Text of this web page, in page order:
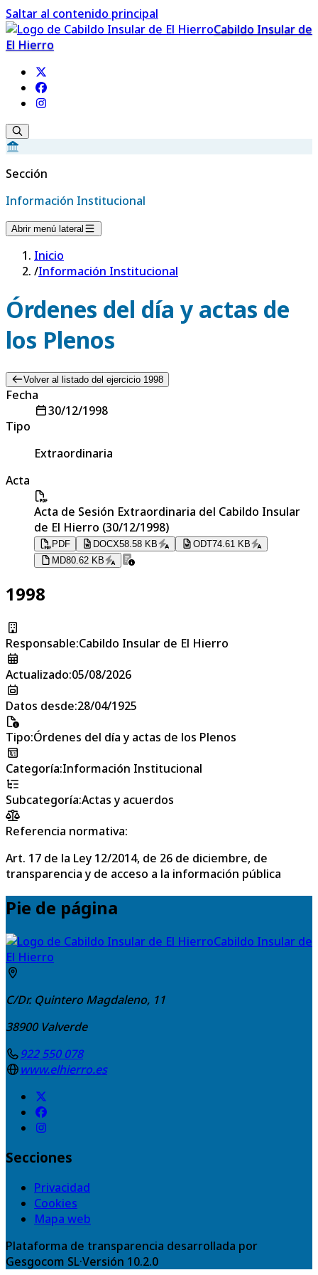
Saltar al contenido principal
Cabildo Insular de
El Hierro
Sección
Información Institucional
Abrir menú lateral
Inicio
/Información Institucional
Órdenes del día y actas de
los Plenos
Volver al listado del ejercicio 1998
Fecha
30/12/1998
Tipo
Extraordinaria
Acta
Acta de Sesión Extraordinaria del Cabildo Insular
de El Hierro (30/12/1998)
PDF DOCX58.58 KB ODT74.61 KB
MD80.62 KB
1998
Responsable:Cabildo Insular de El Hierro
Actualizado:05/08/2026
Datos desde:28/04/1925
Tipo:Órdenes del día y actas de los Plenos
Categoría:Información Institucional
Subcategoría:Actas y acuerdos
Referencia normativa:
Art. 17 de la Ley 12/2014, de 26 de diciembre, de
transparencia y de acceso a la información pública
Pie de página
Cabildo Insular de
El Hierro
C/Dr. Quintero Magdaleno, 11
38900 Valverde
922 550 078
www.elhierro.es
Secciones
Privacidad
Cookies
Mapa web
Plataforma de transparencia desarrollada por
Gesgocom SL·Versión 10.2.0